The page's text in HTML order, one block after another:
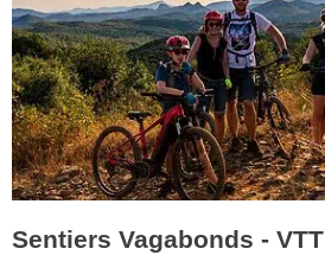
Sentiers Vagabonds - VTT